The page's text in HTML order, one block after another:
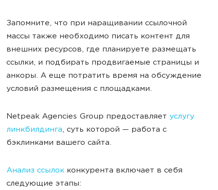
Запомните, что при наращивании ссылочной
массы также необходимо писать контент для
внешних ресурсов, где планируете размещать
ссылки, и подбирать продвигаемые страницы и
анкоры. А еще потратить время на обсуждение
условий размещения с площадками.
Netpeak Agencies Group предоставляет услугу
линкбилдинга, суть которой — работа с
бэклинками вашего сайта.
Анализ ссылок конкурента включает в себя
следующие этапы: